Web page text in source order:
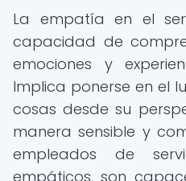
La empatía en el
capacidad de
emociones y
Implica ponerse en el
cosas desde su
manera sensible y
empleados de
empáticos, son